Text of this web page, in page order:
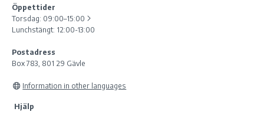
Öppettider
Torsdag: 09:00–15:00
Lunchstängt: 12:00-13:00
Postadress
Box 783, 801 29 Gävle
Information in other languages
Hjälp